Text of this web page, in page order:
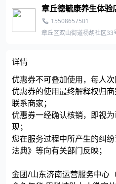
章丘德毓康养生体验
15508657501
章丘区双山街道杨胡社区33
详情
优惠券不可叠加使用，每人次
优惠券的使用最终解释权归
联系商家；
优惠券一经确认核销，即视
现；
您在服务过程中所产生的纠
法典》等向有关部门反映；
金团/山东济南运营服务中心